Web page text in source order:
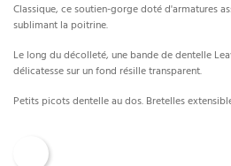
Classique, ce soutien-gorge doté d'armatures
sublimant la poitrine.
Le long du décolleté, une bande de dentelle
délicatesse sur un fond résille transparent.
Petits picots dentelle au dos. Bretelles